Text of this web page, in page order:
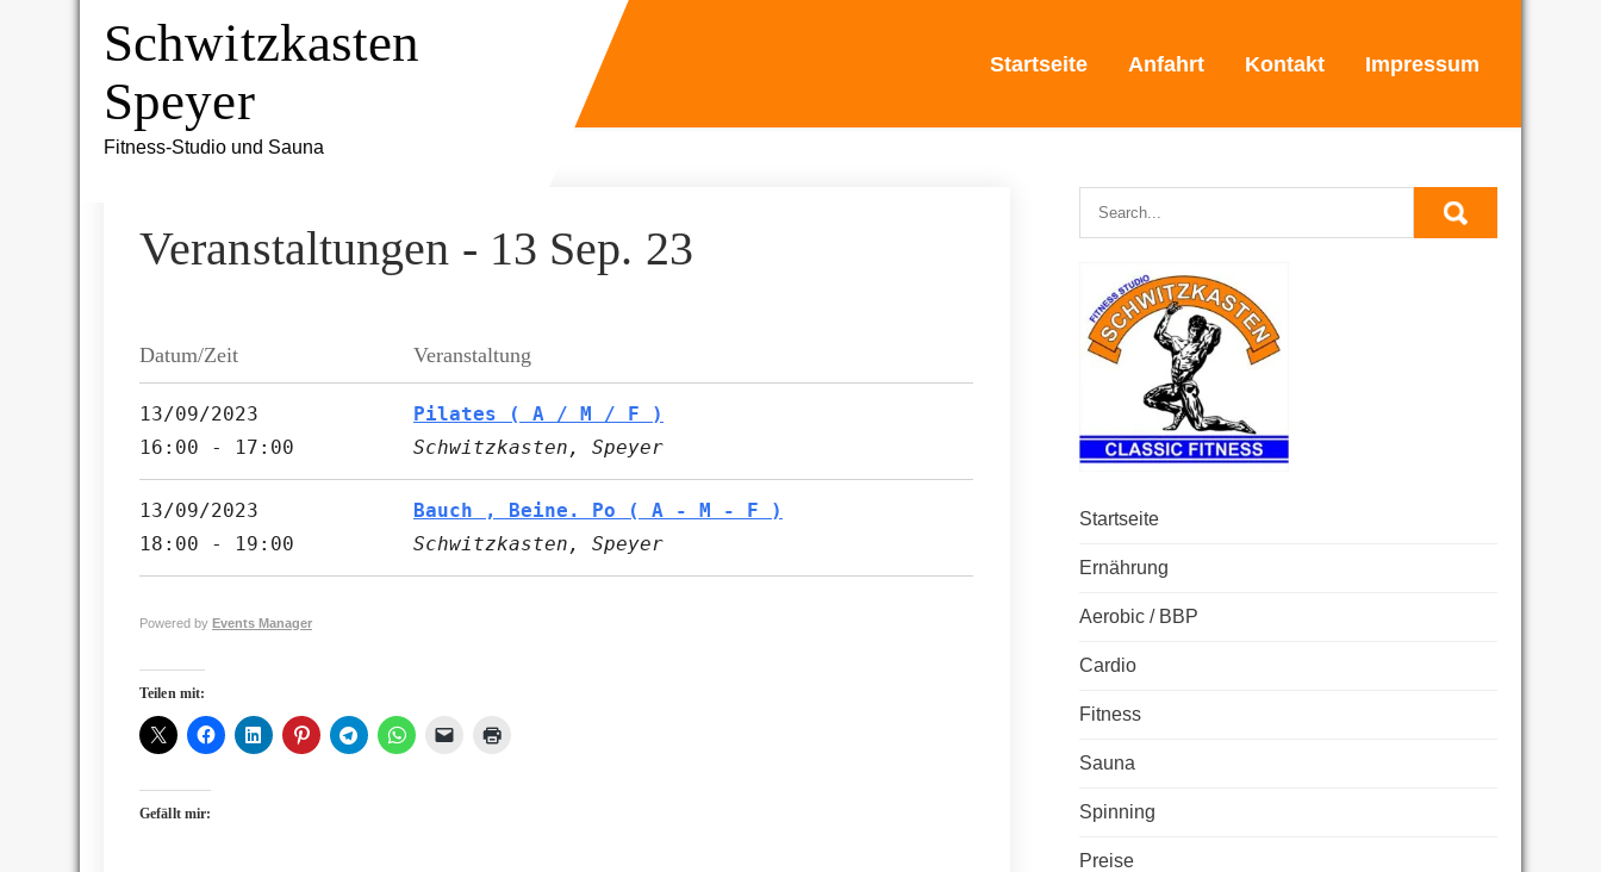
Schwitzkasten
Speyer
Fitness-Studio und Sauna
Startseite Anfahrt Kontakt Impressum
Veranstaltungen - 13 Sep. 23
Datum/Zeit Veranstaltung
13/09/2023
16:00 - 17:00
Pilates ( A / M / F )
Schwitzkasten, Speyer
13/09/2023
18:00 - 19:00
Bauch , Beine. Po ( A - M - F )
Schwitzkasten, Speyer
Powered by Events Manager
Teilen mit:
Gefällt mir:
Startseite
Ernährung
Aerobic / BBP
Cardio
Fitness
Sauna
Spinning
Preise